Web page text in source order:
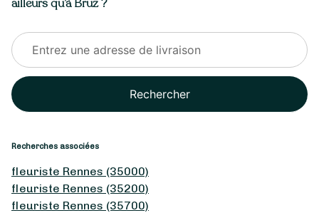
Rechercher
Recherches associées
fleuriste Rennes (35000)
fleuriste Rennes (35200)
fleuriste Rennes (35700)